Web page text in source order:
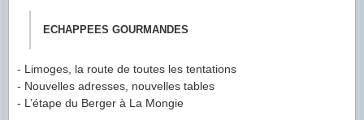
ECHAPPEES GOURMANDES
- Limoges, la route de toutes les tentations
- Nouvelles adresses, nouvelles tables
- L’étape du Berger à La Mongie